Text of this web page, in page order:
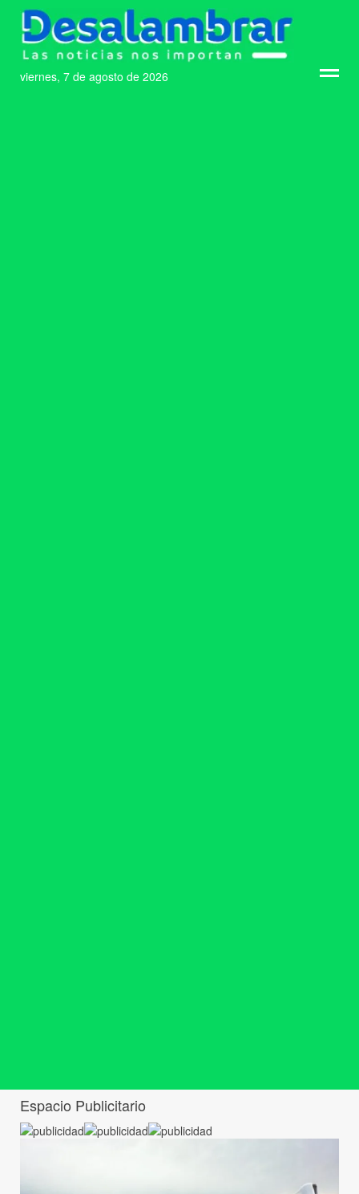
viernes, 7 de agosto de 2026
Espacio Publicitario